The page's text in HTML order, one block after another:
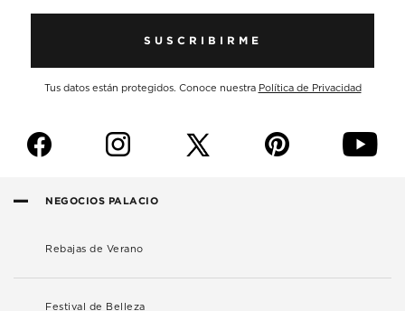
SUSCRIBIRME
Tus datos están protegidos. Conoce nuestra Política de Privacidad
f i p y
NEGOCIOS PALACIO
Rebajas de Verano
Festival de Belleza